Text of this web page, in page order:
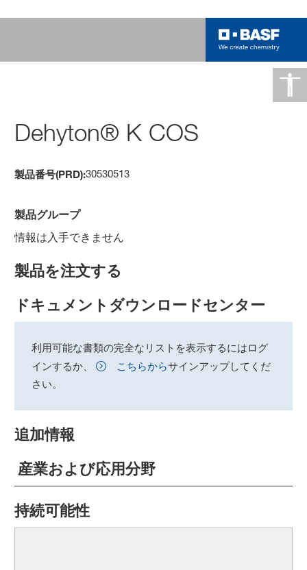
Dehyton® K COS
製品番号(PRD):30530513
製品グループ
情報は入手できません
製品を注文する
ドキュメントダウンロードセンター
利用可能な書類の完全なリストを表示するにはログ
インするか、
こちらからサインアップしてくだ
さい。
追加情報
産業および応用分野
持続可能性